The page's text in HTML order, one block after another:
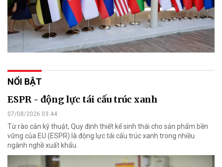
NỔI BẬT
ESPR - động lực tái cấu trúc xanh
07/08/2026 03:44
Từ rào cản kỹ thuật, Quy định thiết kế sinh thái cho sản phẩm bền
vững của EU (ESPR) là động lực tái cấu trúc xanh trong nhiều
ngành nghề xuất khẩu.